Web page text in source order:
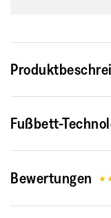
Zehentrenner im
Passform. Die
Fußbett-
Bewertungen